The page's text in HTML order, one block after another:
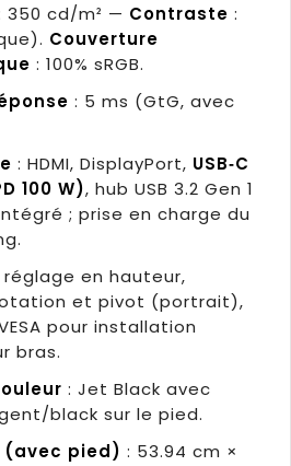
350 cd/m² — Contraste :
Couverture
: 100% sRGB.
: 5 ms (GtG, avec
: HDMI, DisplayPort, USB‑C
100 W), hub USB 3.2 Gen 1
; prise en charge du
réglage en hauteur,
et pivot (portrait),
pour installation
bras.
: Jet Black avec
black sur le pied.
(avec pied) : 53.94 cm ×